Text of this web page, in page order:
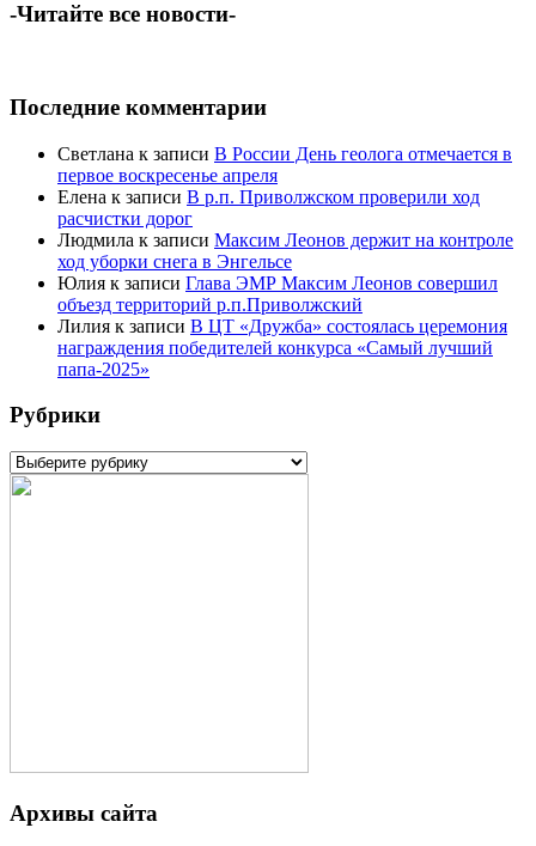
-Читайте все новости-
Последние комментарии
Светлана к записи В России День геолога отмечается в
первое воскресенье апреля
Елена к записи В р.п. Приволжском проверили ход
расчистки дорог
Людмила к записи Максим Леонов держит на контроле
ход уборки снега в Энгельсе
Юлия к записи Глава ЭМР Максим Леонов совершил
объезд территорий р.п.Приволжский
Лилия к записи В ЦТ «Дружба» состоялась церемония
награждения победителей конкурса «Самый лучший
папа-2025»
Рубрики
Рубрики
Архивы сайта